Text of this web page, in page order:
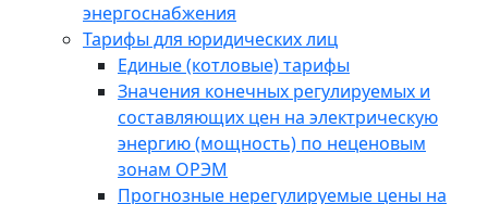
энергоснабжения
Тарифы для юридических лиц
Единые (котловые) тарифы
Значения конечных регулируемых и
составляющих цен на электрическую
энергию (мощность) по неценовым
зонам ОРЭМ
Прогнозные нерегулируемые цены на